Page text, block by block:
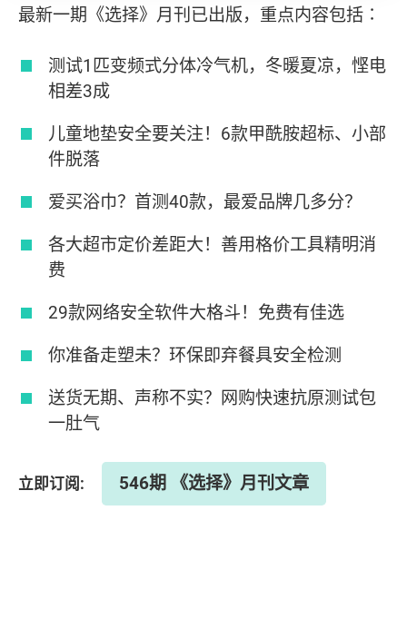
最新一期《选择》月刊已出版，重点内容包括∶
测试1匹变频式分体冷气机，冬暖夏凉，悭电
相差3成
儿童地垫安全要关注！6款甲酰胺超标、小部
件脱落
爱买浴巾？首测40款，最爱品牌几多分？
各大超市定价差距大！善用格价工具精明消
费
29款网络安全软件大格斗！免费有佳选
你准备走塑未？环保即弃餐具安全检测
送货无期、声称不实？网购快速抗原测试包
一肚气
立即订阅: 546期 《选择》月刊文章